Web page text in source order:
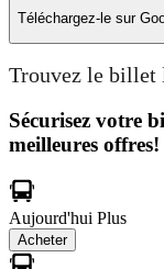
Téléchargez-le sur
Trouvez le billet
Sécurisez votre
meilleures offres!
Aujourd'hui Plus
Acheter